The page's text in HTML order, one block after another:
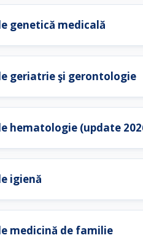
genetică medicală
geriatrie şi gerontologie
hematologie (update
igienă
medicină de familie